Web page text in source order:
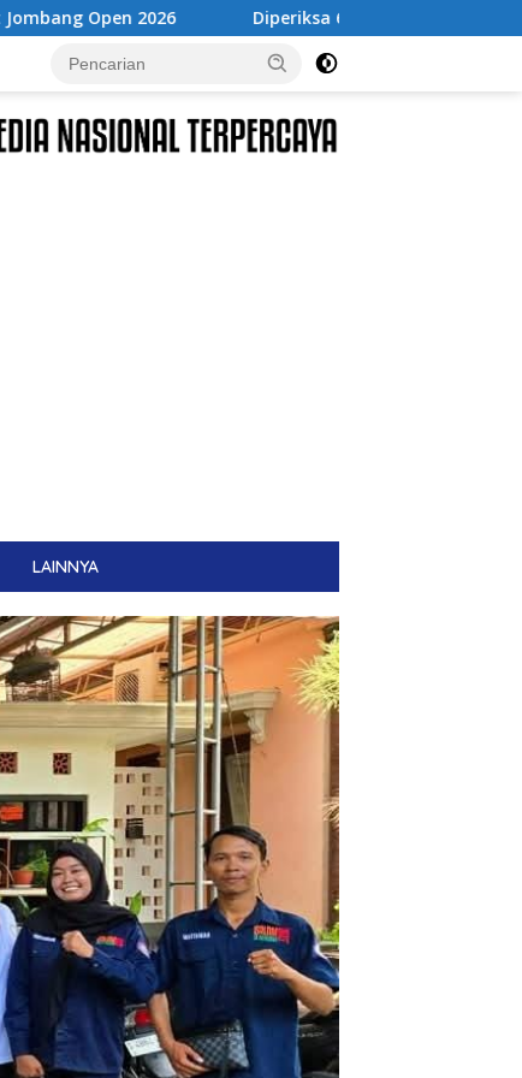
Diperiksa 6 Jam di Kejagung, Febrie Adriansyah Kembali
LAINNYA